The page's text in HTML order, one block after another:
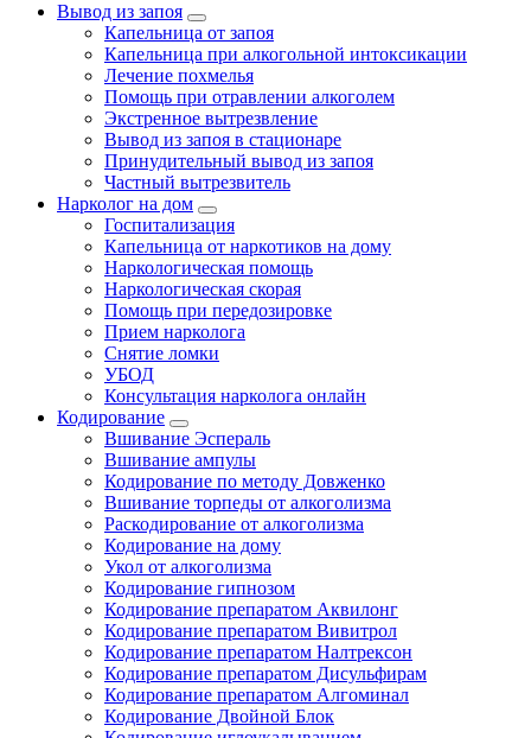
Вывод из запоя
Капельница от запоя
Капельница при алкогольной интоксикации
Лечение похмелья
Помощь при отравлении алкоголем
Экстренное вытрезвление
Вывод из запоя в стационаре
Принудительный вывод из запоя
Частный вытрезвитель
Нарколог на дом
Госпитализация
Капельница от наркотиков на дому
Наркологическая помощь
Наркологическая скорая
Помощь при передозировке
Прием нарколога
Снятие ломки
УБОД
Консультация нарколога онлайн
Кодирование
Вшивание Эспераль
Вшивание ампулы
Кодирование по методу Довженко
Вшивание торпеды от алкоголизма
Раскодирование от алкоголизма
Кодирование на дому
Укол от алкоголизма
Кодирование гипнозом
Кодирование препаратом Аквилонг
Кодирование препаратом Вивитрол
Кодирование препаратом Налтрексон
Кодирование препаратом Дисульфирам
Кодирование препаратом Алгоминал
Кодирование Двойной Блок